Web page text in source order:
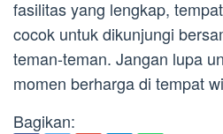
fasilitas yang lengkap,
cocok untuk dikunjungi
teman-teman. Jangan lupa
momen berharga di tempat
Bagikan: